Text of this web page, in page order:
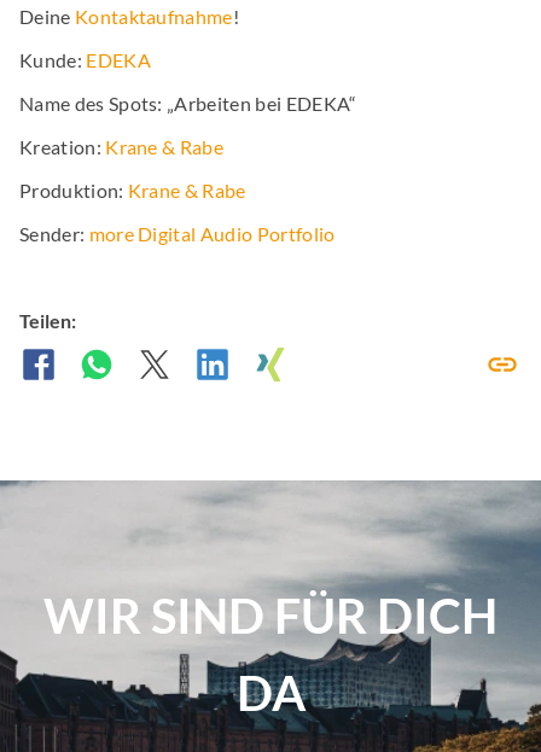
Deine Kontaktaufnahme!
Kunde: EDEKA
Name des Spots: „Arbeiten bei EDEKA“
Kreation: Krane & Rabe
Produktion: Krane & Rabe
Sender: more Digital Audio Portfolio
Teilen:
WIR SIND FÜR DICH
DA